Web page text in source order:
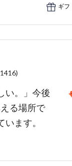
ギフ
い。」今後
る場所で
ます。